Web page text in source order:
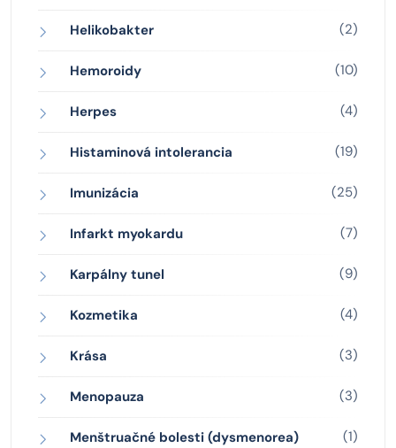
Helikobakter (2)
Hemoroidy (10)
Herpes (4)
Histaminová intolerancia (19)
Imunizácia (25)
Infarkt myokardu (7)
Karpálny tunel (9)
Kozmetika (4)
Krása (3)
Menopauza (3)
Menštruačné bolesti (dysmenorea) (1)